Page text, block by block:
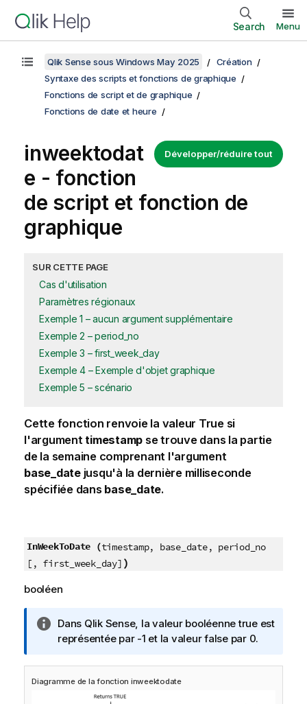
Search Menu
Qlik Sense sous Windows May 2025
Création
Syntaxe des scripts et fonctions de graphique
Fonctions de script et de graphique
Fonctions de date et heure
Développer/réduire tout
inweektodat
e - fonction
de script et fonction de
graphique
SUR CETTE PAGE
Cas d'utilisation
Paramètres régionaux
Exemple 1 – aucun argument supplémentaire
Exemple 2 – period_no
Exemple 3 – first_week_day
Exemple 4 – Exemple d'objet graphique
Exemple 5 – scénario
Cette fonction renvoie la valeur Truesi
l'argument timestamp se trouve dans la partie
de la semaine comprenant l'argument
base_datejusqu'à la dernière milliseconde
spécifiée dans base_date.
InWeekToDate (timestamp, base_date, period_no
[, first_week_day] )
booléen
N
o
e
I
Dans Qlik Sense, la valeur booléenne true est
représentée par -1 et la valeur false par 0.
Diagramme de la fonction inweektodate